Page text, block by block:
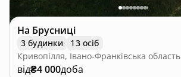
На Брусниці
3 будинки
13 осіб
Кривопілля, Івано-Франківська область
від₴4 000доба